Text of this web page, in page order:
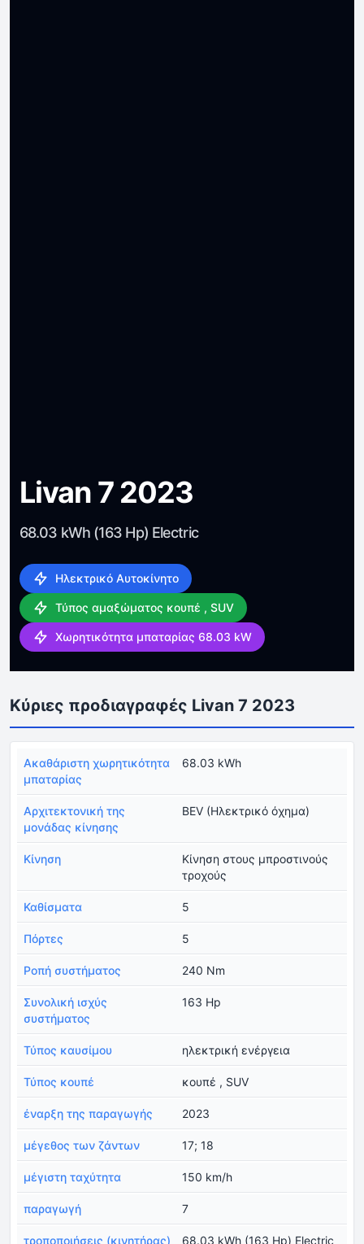
Livan 7 2023
68.03 kWh (163 Hp) Electric
Ηλεκτρικό Αυτοκίνητο
Τύπος αμαξώματος κουπέ , SUV
Χωρητικότητα μπαταρίας 68.03 kW
Κύριες προδιαγραφές Livan 7 2023
Ακαθάριστη χωρητικότητα
μπαταρίας
68.03 kWh
Αρχιτεκτονική της
μονάδας κίνησης
BEV (Ηλεκτρικό όχημα)
Κίνηση
Κίνηση στους μπροστινούς
τροχούς
Καθίσματα 5
Πόρτες 5
Ροπή συστήματος 240 Nm
Συνολική ισχύς
συστήματος
163 Hp
Τύπος καυσίμου ηλεκτρική ενέργεια
Τύπος κουπέ κουπέ , SUV
έναρξη της παραγωγής 2023
μέγεθος των ζάντων 17; 18
μέγιστη ταχύτητα 150 km/h
παραγωγή 7
τροποποιήσεις (κινητήρας) 68.03 kWh (163 Hp) Electric